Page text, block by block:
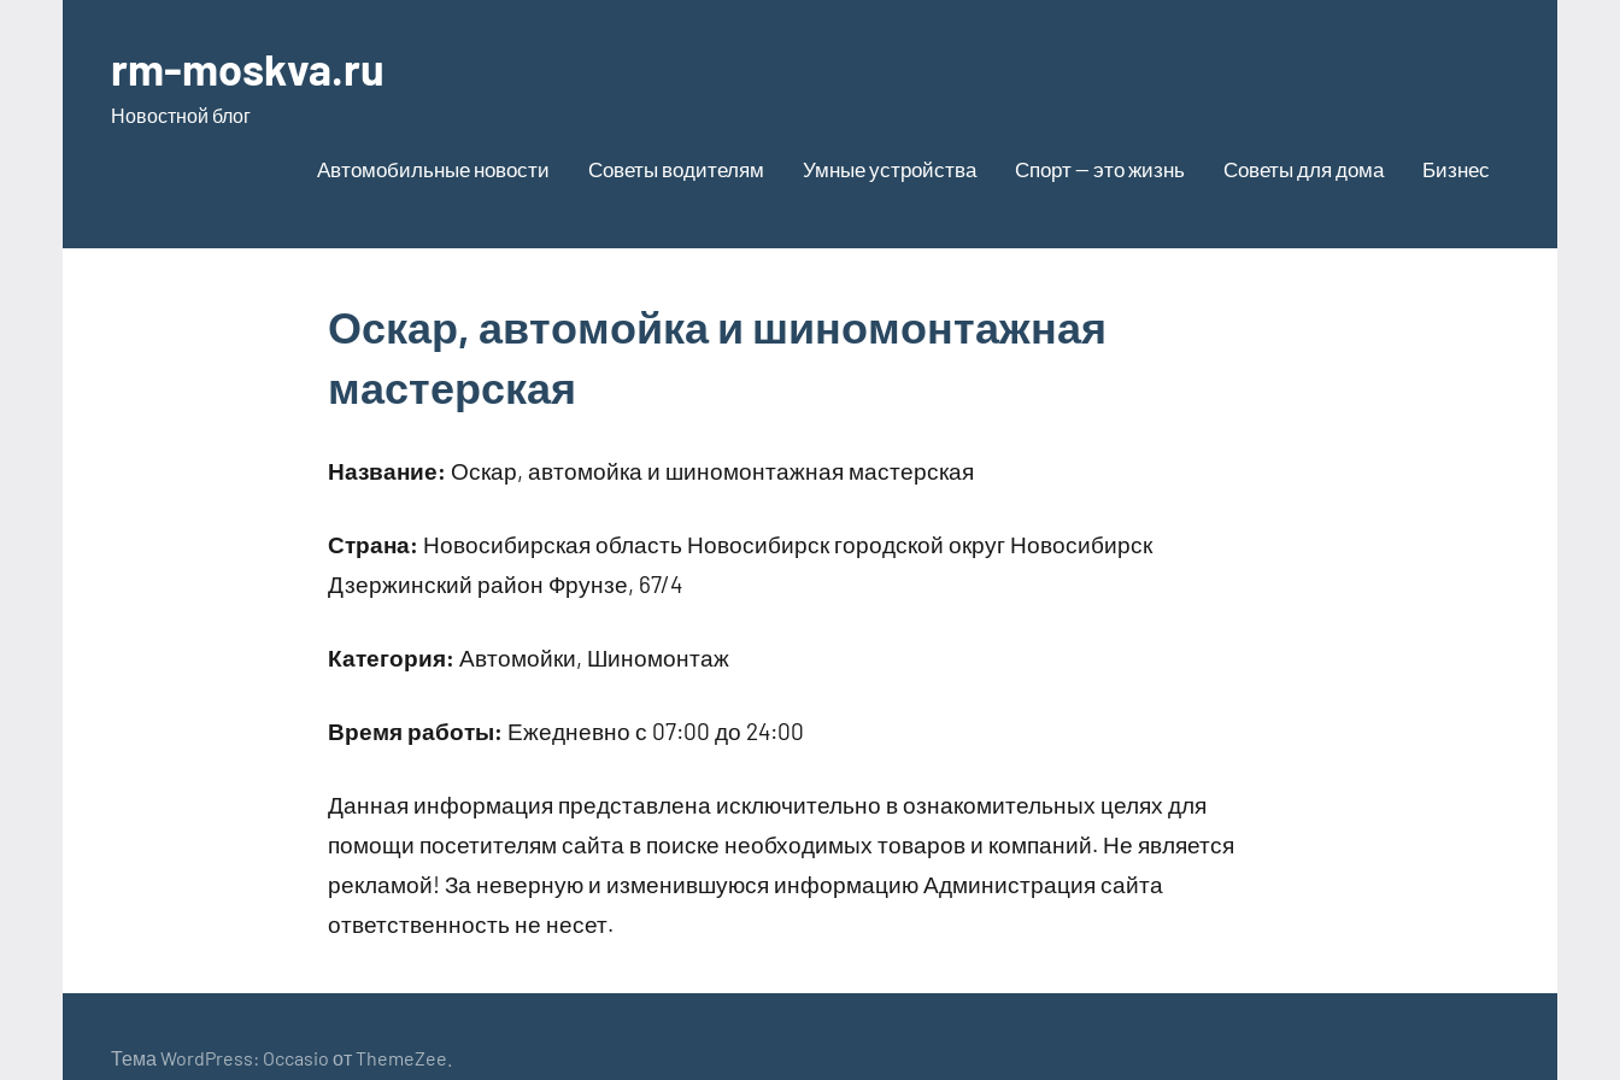
содержимому
rm-moskva.ru
Новостной блог
Автомобильные новости Советы водителям Умные устройства Спорт — это жизнь Советы для дома Бизнес
Оскар, автомойка и шиномонтажная
мастерская
Название: Оскар, автомойка и шиномонтажная мастерская
Страна: Новосибирская область Новосибирск городской округ Новосибирск
Дзержинский район Фрунзе, 67/4
Категория: Автомойки, Шиномонтаж
Время работы: Ежедневно с 07:00 до 24:00
Данная информация представлена исключительно в ознакомительных целях для
помощи посетителям сайта в поиске необходимых товаров и компаний. Не является
рекламой! За неверную и изменившуюся информацию Администрация сайта
ответственность не несет.
Тема WordPress: Occasio от ThemeZee.